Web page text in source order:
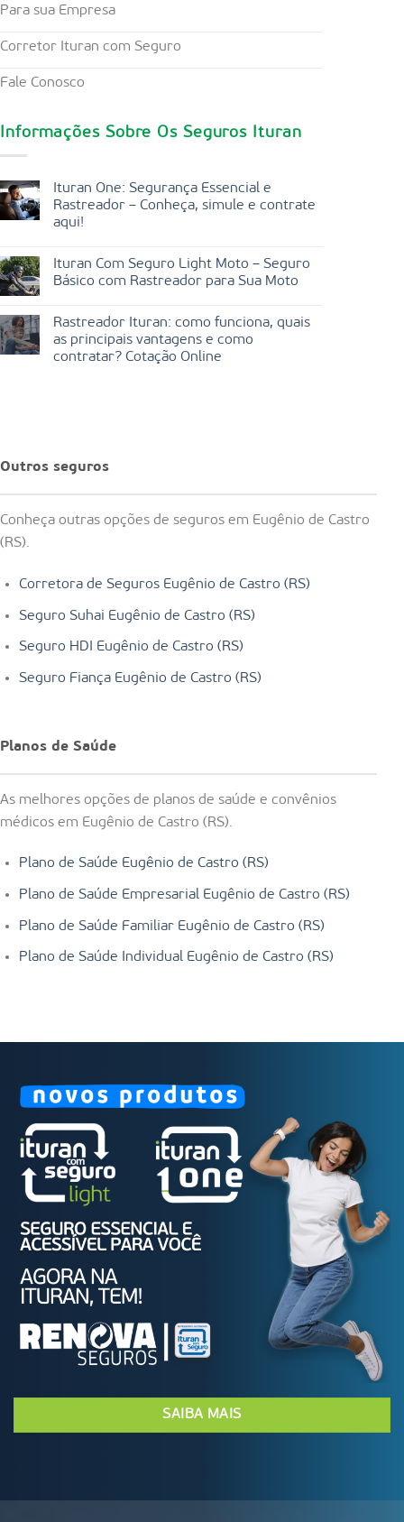
Para sua Empresa
Corretor Ituran com Seguro
Fale Conosco
Informações Sobre Os Seguros Ituran
Ituran One: Segurança Essencial e
Rastreador – Conheça, simule e contrate
aqui!
Ituran Com Seguro Light Moto – Seguro
Básico com Rastreador para Sua Moto
Rastreador Ituran: como funciona, quais
as principais vantagens e como
contratar? Cotação Online
Outros seguros
Conheça outras opções de seguros em Eugênio de Castro
(RS).
Corretora de Seguros Eugênio de Castro (RS)
Seguro Suhai Eugênio de Castro (RS)
Seguro HDI Eugênio de Castro (RS)
Seguro Fiança Eugênio de Castro (RS)
Planos de Saúde
As melhores opções de planos de saúde e convênios
médicos em Eugênio de Castro (RS).
Plano de Saúde Eugênio de Castro (RS)
Plano de Saúde Empresarial Eugênio de Castro (RS)
Plano de Saúde Familiar Eugênio de Castro (RS)
Plano de Saúde Individual Eugênio de Castro (RS)
SAIBA MAIS